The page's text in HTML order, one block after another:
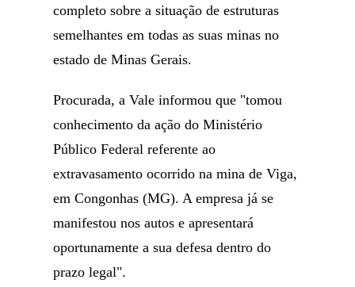
completo sobre a situação de estruturas
semelhantes em todas as suas minas no
estado de Minas Gerais.
Procurada, a Vale informou que "tomou
conhecimento da ação do Ministério
Público Federal referente ao
extravasamento ocorrido na mina de Viga,
em Congonhas (MG). A empresa já se
manifestou nos autos e apresentará
oportunamente a sua defesa dentro do
prazo legal".